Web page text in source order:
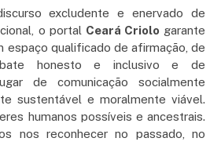
excludente e enervado de
o portal Ceará Criolo garante
espaço qualificado de afirmação, de
honesto e inclusivo e de
de comunicação socialmente
sustentável e moralmente viável.
humanos possíveis e ancestrais.
nos reconhecer no passado, no